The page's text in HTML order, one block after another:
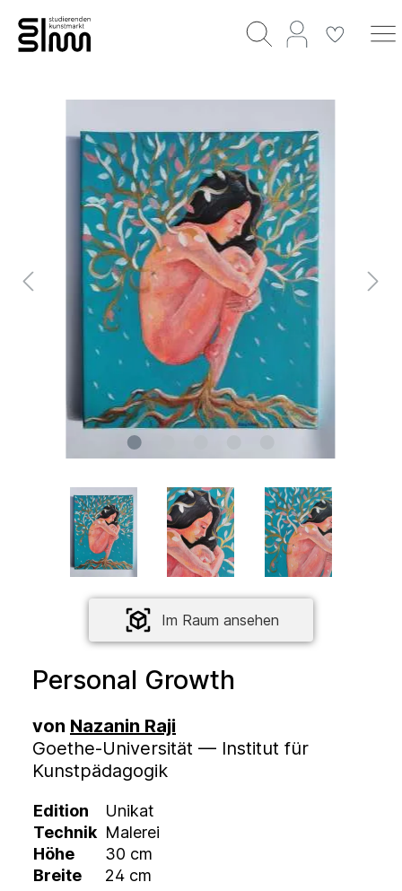
Im Raum ansehen
Personal Growth
von Nazanin Raji
Goethe-Universität — Institut für
Kunstpädagogik
Edition
Unikat
Technik Malerei
Höhe
30 cm
Breite
24 cm